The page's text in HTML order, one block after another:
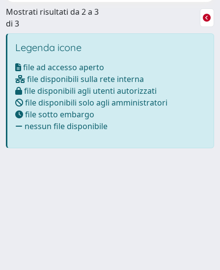
Mostrati risultati da 2 a 3
di 3
Legenda icone
file ad accesso aperto
file disponibili sulla rete interna
file disponibili agli utenti autorizzati
file disponibili solo agli amministratori
file sotto embargo
nessun file disponibile